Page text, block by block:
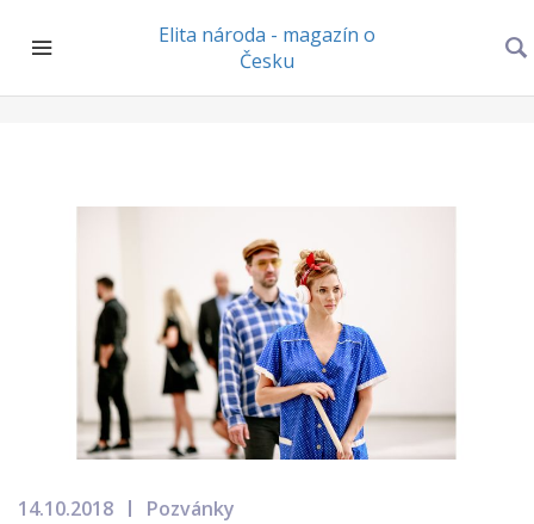
Elita národa - magazín o
Česku
14.10.2018 Pozvánky